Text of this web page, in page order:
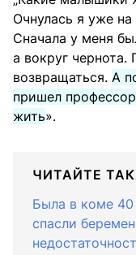
Очнулась я уже
Сначала у меня
а вокруг чернота.
возвращаться. А
пришел
жить».
ЧИТАЙТЕ
Была в коме 40
спасли